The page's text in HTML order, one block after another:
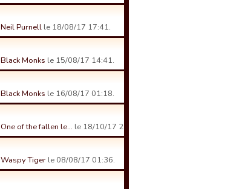
Neil Purnell le 18/08/17 17:41.
Black Monks le 15/08/17 14:41.
Black Monks le 16/08/17 01:18.
One of the fallen le… le 18/10/17 23:34.
Waspy Tiger le 08/08/17 01:36.